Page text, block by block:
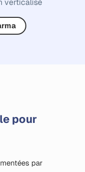
verticalisé
pour
par